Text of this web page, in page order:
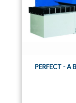
PERFECT - A